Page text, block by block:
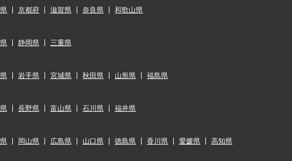
京都府 滋賀県 奈良県 和歌山県
静岡県 三重県
岩手県 宮城県 秋田県 山形県 福島県
長野県 富山県 石川県 福井県
岡山県 広島県 山口県 徳島県 香川県 愛媛県 高知県